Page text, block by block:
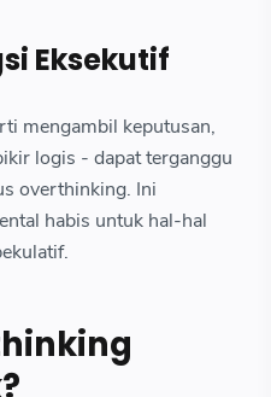
Eksekutif
mengambil keputusan,
logis - dapat terganggu
overthinking. Ini
habis untuk hal-hal